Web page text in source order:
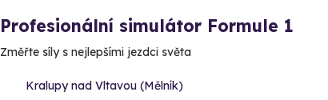
Profesionální simulátor Formule 1
Změřte síly s nejlepšími jezdci světa
Kralupy nad Vltavou (Mělník)